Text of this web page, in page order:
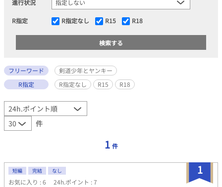
進行状況
R指定 R指定なし R15 R18
フリーワード
剣道少年とヤンキー
R指定
R指定なし R15 R18
件
1 件
1
短編 完結 なし
お気に入り : 6 24h.ポイント : 7